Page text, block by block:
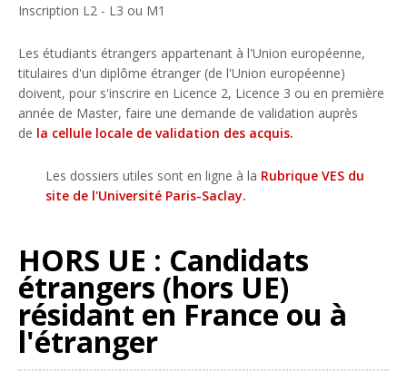
Inscription L2 - L3 ou M1
Les étudiants étrangers appartenant à l'Union européenne,
titulaires d'un diplôme étranger (de l'Union européenne)
doivent, pour s'inscrire en Licence 2, Licence 3 ou en première
année de Master, faire une demande de validation auprès
de la cellule locale de validation des acquis.
Les dossiers utiles sont en ligne à la Rubrique VES du
site de l'Université Paris-Saclay.
HORS UE : Candidats
étrangers (hors UE)
résidant en France ou à
l'étranger